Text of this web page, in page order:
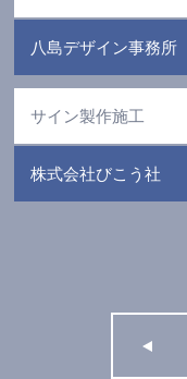
八島デザイン事務所
サイン製作施工
株式会社びこう社